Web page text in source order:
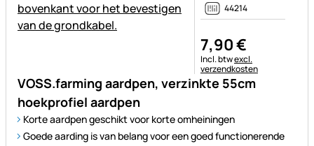
VOSS.farming aardpen, verzinkte 55cm
hoekprofiel aardpen
Korte aardpen geschikt voor korte omheiningen
Goede aarding is van belang voor een goed functionerende
44214
7,90€
Belastinginformatie:
Incl. btwexcl.
verzendkosten